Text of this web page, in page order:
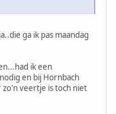
ga ik pas maandag
ik een
en bij Hornbach
veertje is toch niet